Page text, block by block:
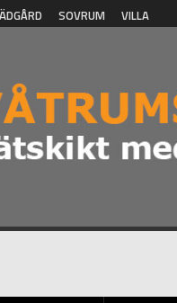
SOVRUM VILLA